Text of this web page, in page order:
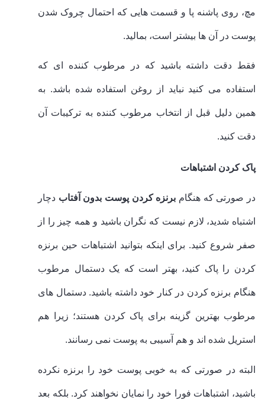
مچ، روی پاشنه پا و قسمت هایی که احتمال چروک شدن
پوست در آن ها بیشتر است، بمالید.
فقط دقت داشته باشید که در مرطوب کننده ای که
استفاده می کنید نباید از روغن استفاده شده باشد. به
همین دلیل قبل از انتخاب مرطوب کننده به ترکیبات آن
دقت کنید.
پاک کردن اشتباهات
در صورتی که هنگام برنزه کردن پوست بدون آفتاب دچار
اشتباه شدید، لازم نیست که نگران باشید و همه چیز را از
صفر شروع کنید. برای اینکه بتوانید اشتباهات حین برنزه
کردن را پاک کنید، بهتر است که یک دستمال مرطوب
هنگام برنزه کردن در کنار خود داشته باشید. دستمال های
مرطوب بهترین گزینه برای پاک کردن هستند؛ زیرا هم
استریل شده اند و هم آسیبی به پوست نمی رسانند.
البته در صورتی که به خوبی پوست خود را برنزه نکرده
باشید، اشتباهات فورا خود را نمایان نخواهند کرد. بلکه بعد